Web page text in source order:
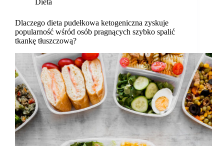
Dieta
Dlaczego dieta pudełkowa ketogeniczna zyskuje
popularność wśród osób pragnących szybko spalić
tkankę tłuszczową?